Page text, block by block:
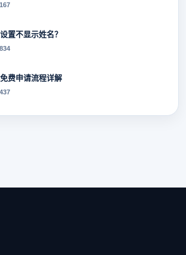
置不显示姓名？
费申请流程详解